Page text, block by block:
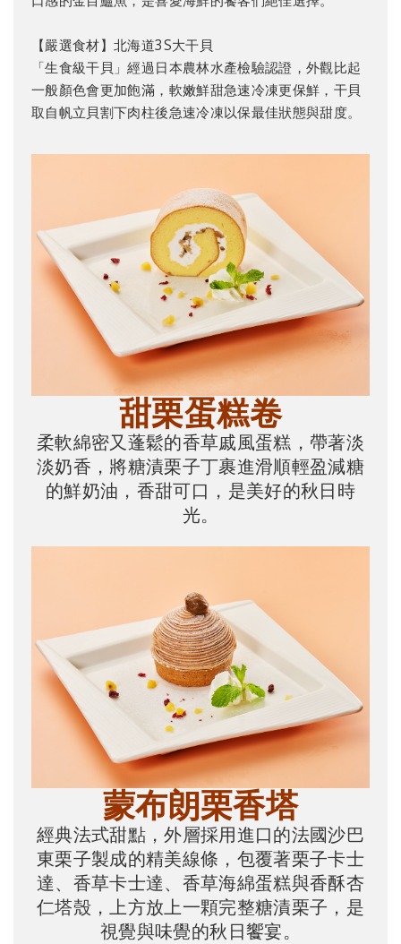
【嚴選食材】北海道3S大干貝
「生食級干貝」經過日本農林水產檢驗認證，外觀比起
一般顏色會更加飽滿，軟嫩鮮甜急速冷凍更保鮮，干貝
取自帆立貝割下肉柱後急速冷凍以保最佳狀態與甜度。
甜栗蛋糕卷
柔軟綿密又蓬鬆的香草戚風蛋糕，帶著淡
淡奶香，將糖漬栗子丁裹進滑順輕盈減糖
的鮮奶油，香甜可口，是美好的秋日時
光。
蒙布朗栗香塔
經典法式甜點，外層採用進口的法國沙巴
東栗子製成的精美線條，包覆著栗子卡士
達、香草卡士達、香草海綿蛋糕與香酥杏
仁塔殼，上方放上一顆完整糖漬栗子，是
視覺與味覺的秋日饗宴。